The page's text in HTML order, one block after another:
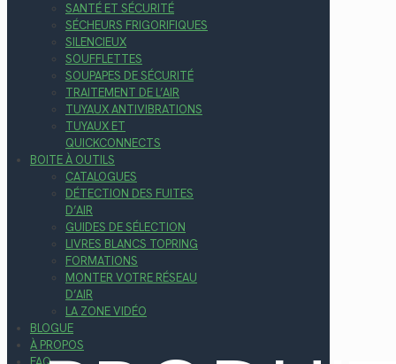
SANTÉ ET SÉCURITÉ
SÉCHEURS FRIGORIFIQUES
SILENCIEUX
SOUFFLETTES
SOUPAPES DE SÉCURITÉ
TRAITEMENT DE L’AIR
TUYAUX ANTIVIBRATIONS
TUYAUX ET
QUICKCONNECTS
BOITE À OUTILS
CATALOGUES
DÉTECTION DES FUITES
D’AIR
GUIDES DE SÉLECTION
LIVRES BLANCS TOPRING
FORMATIONS
MONTER VOTRE RÉSEAU
D’AIR
LA ZONE VIDÉO
BLOGUE
À PROPOS